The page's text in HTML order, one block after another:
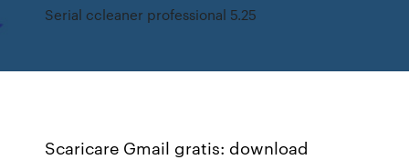
Serial ccleaner professional 5.25
Scaricare Gmail gratis: download